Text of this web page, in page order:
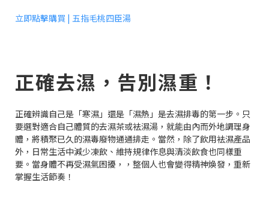
立即點擊購買 | 五指毛桃四臣湯
正確去濕，告別濕重！
正確辨識自己是「寒濕」還是「濕熱」是去濕排毒的第一步。只
要選對適合自己體質的去濕茶或袪濕湯，就能由內而外地調理身
體，將積聚已久的濕毒廢物通通排走。當然，除了飲用袪濕產品
外，日常生活中減少凍飲、維持規律作息與清淡飲食也同樣重
要。當身體不再受濕氣困擾，，整個人也會變得精神煥發，重新
掌握生活節奏！